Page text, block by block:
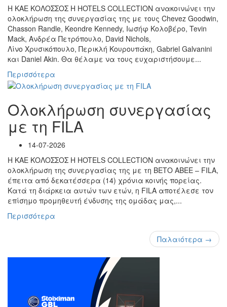
Η ΚΑΕ ΚΟΛΟΣΣΟΣ H HOTELS COLLECTION ανακοινώνει την
ολοκλήρωση της συνεργασίας της με τους Chevez Goodwin,
Chasson Randle, Keondre Kennedy, Ιωσήφ Κολοβέρο, Tevin
Mack, Ανδρέα Πετρόπουλο, David Nichols,
Λίνο Χρυσικόπουλο, Περικλή Κουρουπάκη, Gabriel Galvanini
και Daniel Akin. Θα θέλαμε να τους ευχαριστήσουμε...
Περισσότερα
Ολοκλήρωση συνεργασίας
με τη FILA
14-07-2026
Η ΚΑΕ ΚΟΛΟΣΣΟΣ H HOTELS COLLECTION ανακοινώνει την
ολοκλήρωση της συνεργασίας της με τη ΒΕΤΟ ΑΒΕΕ – FILA,
έπειτα από δεκατέσσερα (14) χρόνια κοινής πορείας.
Κατά τη διάρκεια αυτών των ετών, η FILA αποτέλεσε τον
επίσημο προμηθευτή ένδυσης της ομάδας μας,...
Περισσότερα
Παλαιότερα →